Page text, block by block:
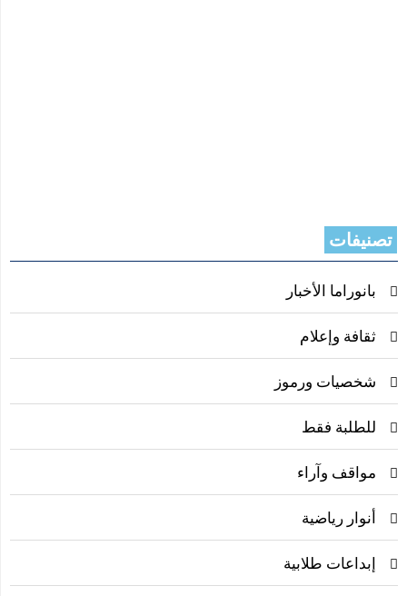
تصنيفات
بانوراما الأخبار
ثقافة وإعلام
شخصيات ورموز
للطلبة فقط
مواقف وآراء
أنوار رياضية
إبداعات طلابية